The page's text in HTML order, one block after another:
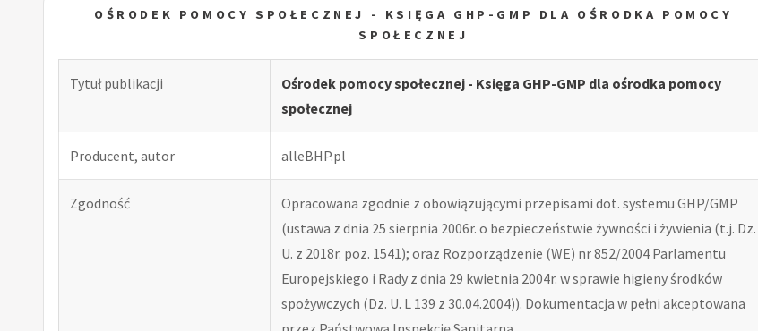
OŚRODEK POMOCY SPOŁECZNEJ - KSIĘGA GHP-GMP DLA OŚRODKA POMOCY
SPOŁECZNEJ
Tytuł publikacji
Ośrodek pomocy społecznej - Księga GHP-GMP dla ośrodka pomocy
społecznej
Producent, autor alleBHP.pl
Zgodność
Opracowana zgodnie z obowiązującymi przepisami dot. systemu GHP/GMP
(ustawa z dnia 25 sierpnia 2006r. o bezpieczeństwie żywności i żywienia (t.j. Dz.
U. z 2018r. poz. 1541); oraz Rozporządzenie (WE) nr 852/2004 Parlamentu
Europejskiego i Rady z dnia 29 kwietnia 2004r. w sprawie higieny środków
spożywczych (Dz. U. L 139 z 30.04.2004)). Dokumentacja w pełni akceptowana